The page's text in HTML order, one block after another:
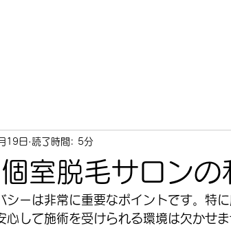
室脱毛サロンの
19日 読了時間: 5分
シーは非常に重要なポイントです。特
心して施術を受けられる環境は欠かせ